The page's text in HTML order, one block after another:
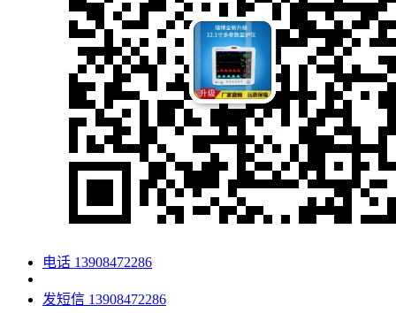
电话 13908472286
发短信 13908472286